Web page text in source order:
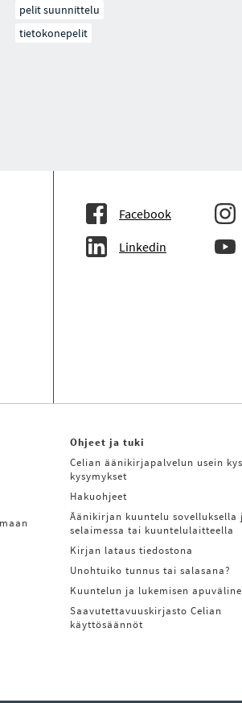
pelit suunnittelu
tietokonepelit
Facebook
Linkedin
Ohjeet ja tuki
Celian äänikirjapalvelun usein
kysymykset
Hakuohjeet
Äänikirjan kuuntelu sovelluksella
selaimessa tai kuuntelulaitteella
Kirjan lataus tiedostona
Unohtuiko tunnus tai salasana?
Kuuntelun ja lukemisen
Saavutettavuuskirjasto Celian
käyttösäännöt